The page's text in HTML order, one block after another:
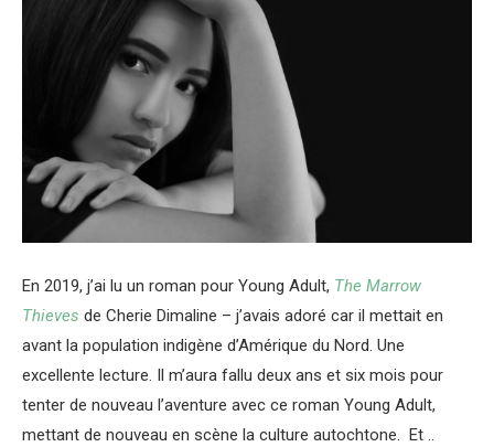
En 2019, j’ai lu un roman pour Young Adult, The Marrow
Thieves de Cherie Dimaline – j’avais adoré car il mettait en
avant la population indigène d’Amérique du Nord. Une
excellente lecture. Il m’aura fallu deux ans et six mois pour
tenter de nouveau l’aventure avec ce roman Young Adult,
mettant de nouveau en scène la culture autochtone. Et ..